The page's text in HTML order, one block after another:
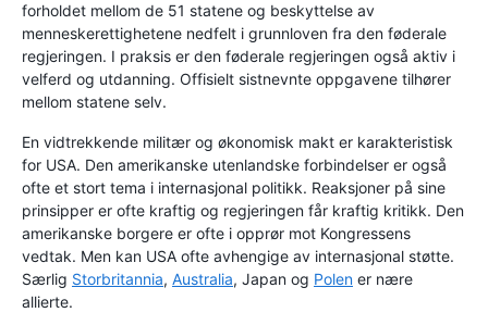
forholdet mellom de 51 statene og beskyttelse av
menneskerettighetene nedfelt i grunnloven fra den føderale
regjeringen. I praksis er den føderale regjeringen også aktiv i
velferd og utdanning. Offisielt sistnevnte oppgavene tilhører
mellom statene selv.
En vidtrekkende militær og økonomisk makt er karakteristisk
for USA. Den amerikanske utenlandske forbindelser er også
ofte et stort tema i internasjonal politikk. Reaksjoner på sine
prinsipper er ofte kraftig og regjeringen får kraftig kritikk. Den
amerikanske borgere er ofte i opprør mot Kongressens
vedtak. Men kan USA ofte avhengige av internasjonal støtte.
Særlig Storbritannia, Australia, Japan og Polen er nære
allierte.